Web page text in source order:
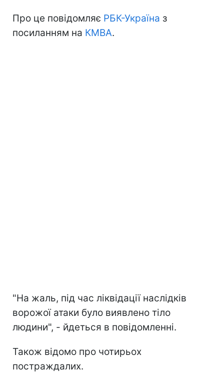
Про це повідомляє РБК-Україна з
посиланням на КМВА.
"На жаль, під час ліквідації наслідків
ворожої атаки було виявлено тіло
людини", - йдеться в повідомленні.
Також відомо про чотирьох
постраждалих.